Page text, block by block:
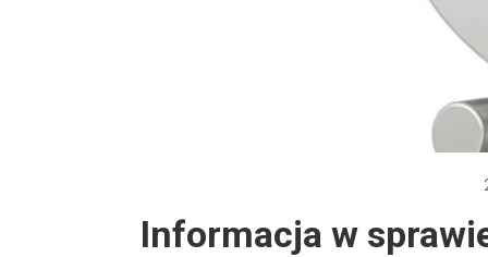
Dzień Działkowca 2014
Informacja w